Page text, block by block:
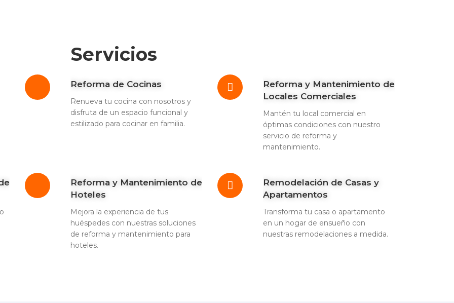
Servicios
Reforma de Cocinas
Renueva tu cocina con nosotros y
disfruta de un espacio funcional y
estilizado para cocinar en familia.
Reforma y Mantenimiento de
Locales Comerciales
Mantén tu local comercial en
óptimas condiciones con nuestro
servicio de reforma y
mantenimiento.
Reforma y Mantenimiento de
Hoteles
Mejora la experiencia de tus
huéspedes con nuestras soluciones
de reforma y mantenimiento para
hoteles.
Remodelación de Casas y
Apartamentos
Transforma tu casa o apartamento
en un hogar de ensueño con
nuestras remodelaciones a medida.